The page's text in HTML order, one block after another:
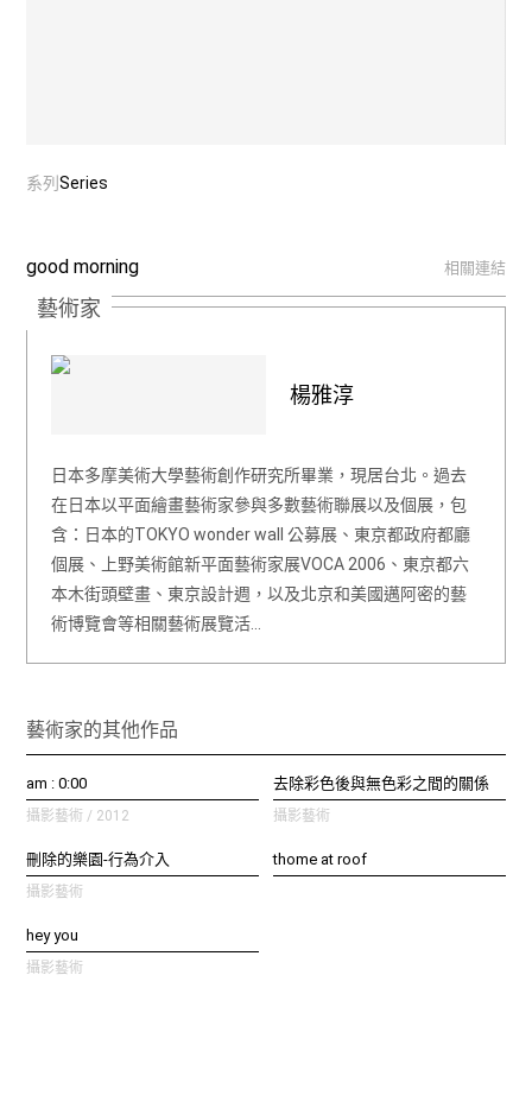
系列Series
good morning 相關連結
藝術家
楊雅淳
日本多摩美術大學藝術創作研究所畢業，現居台北。過去
在日本以平面繪畫藝術家參與多數藝術聯展以及個展，包
含：日本的TOKYO wonder wall 公募展、東京都政府都廳
個展、上野美術館新平面藝術家展VOCA 2006、東京都六
本木街頭壁畫、東京設計週，以及北京和美國邁阿密的藝
術博覽會等相關藝術展覽活…
藝術家的其他作品
am : 0:00
攝影藝術 / 2012
去除彩色後與無色彩之間的關係
攝影藝術
刪除的樂園-行為介入
攝影藝術
thome at roof
hey you
攝影藝術